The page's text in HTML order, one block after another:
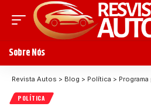
Sobre Nós
Revista Autos > Blog > Política > Programa para
POLÍTICA